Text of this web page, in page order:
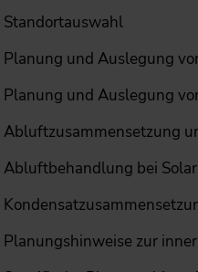
Standortauswahl
Planung und Auslegung
Planung und Auslegung
Abluftzusammensetzung
Abluftbehandlung bei
Planungshinweise zur